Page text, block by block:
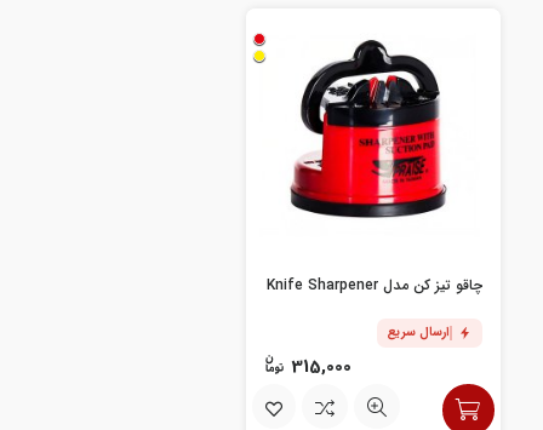
چاقو تیز کن مدل Knife Sharpener
ارسال سریع
315,000